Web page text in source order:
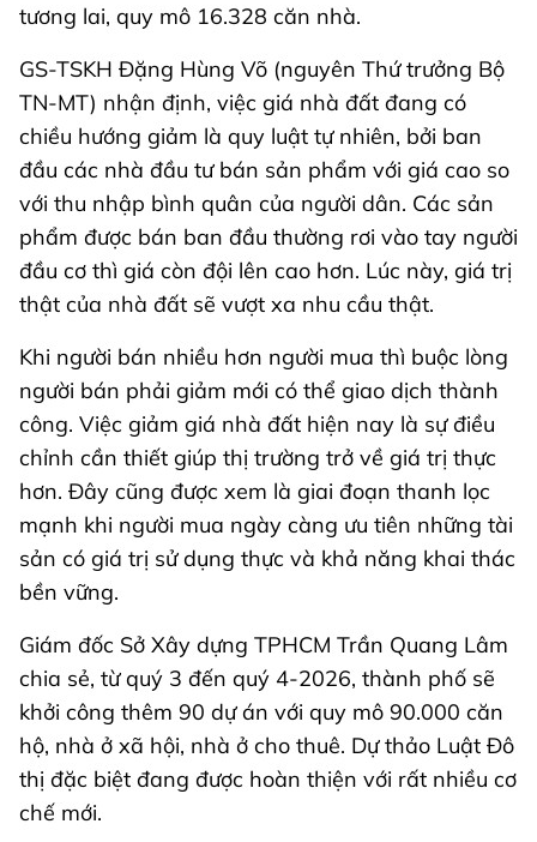
tương lai, quy mô 16.328 căn nhà.
GS-TSKH Đặng Hùng Võ (nguyên Thứ trưởng Bộ
TN-MT) nhận định, việc giá nhà đất đang có
chiều hướng giảm là quy luật tự nhiên, bởi ban
đầu các nhà đầu tư bán sản phẩm với giá cao so
với thu nhập bình quân của người dân. Các sản
phẩm được bán ban đầu thường rơi vào tay người
đầu cơ thì giá còn đội lên cao hơn. Lúc này, giá trị
thật của nhà đất sẽ vượt xa nhu cầu thật.
Khi người bán nhiều hơn người mua thì buộc lòng
người bán phải giảm mới có thể giao dịch thành
công. Việc giảm giá nhà đất hiện nay là sự điều
chỉnh cần thiết giúp thị trường trở về giá trị thực
hơn. Đây cũng được xem là giai đoạn thanh lọc
mạnh khi người mua ngày càng ưu tiên những tài
sản có giá trị sử dụng thực và khả năng khai thác
bền vững.
Giám đốc Sở Xây dựng TPHCM Trần Quang Lâm
chia sẻ, từ quý 3 đến quý 4-2026, thành phố sẽ
khởi công thêm 90 dự án với quy mô 90.000 căn
hộ, nhà ở xã hội, nhà ở cho thuê. Dự thảo Luật Đô
thị đặc biệt đang được hoàn thiện với rất nhiều cơ
chế mới.